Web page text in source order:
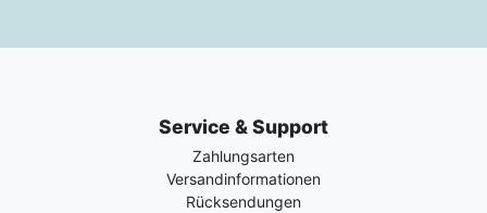
Service & Support
Zahlungsarten
Versandinformationen
Rücksendungen